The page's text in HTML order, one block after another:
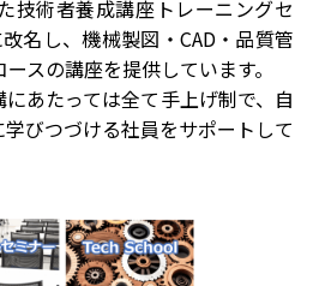
技術者養成講座トレーニングセ
名し、機械製図・CAD・品質管
スの講座を提供しています。
あたっては全て手上げ制で、自
びつづける社員をサポートして